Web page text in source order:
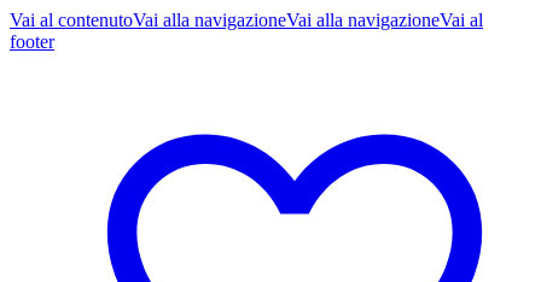
Vai al contenutoVai alla navigazioneVai alla navigazioneVai al
footer